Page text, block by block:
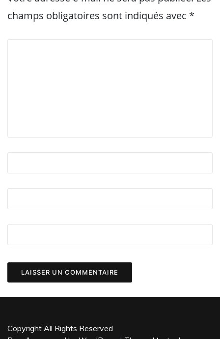
champs obligatoires sont indiqués avec *
Copyright All Rights Reserved